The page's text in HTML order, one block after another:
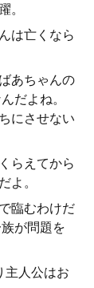
。
は亡くなら
あちゃんの
だよね。
にさせない
らえてから
よ。
臨むわけだ
が問題を
主人公はお